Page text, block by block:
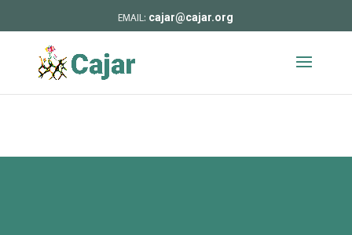
cajar@cajar.org